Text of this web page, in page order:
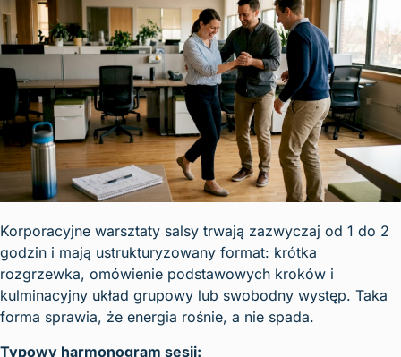
Korporacyjne warsztaty salsy trwają zazwyczaj od 1 do 2
godzin i mają ustrukturyzowany format: krótka
rozgrzewka, omówienie podstawowych kroków i
kulminacyjny układ grupowy lub swobodny występ. Taka
forma sprawia, że energia rośnie, a nie spada.
Typowy harmonogram sesji: